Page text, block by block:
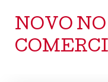
NOVO NO